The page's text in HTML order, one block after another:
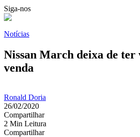
Siga-nos
Notícias
Nissan March deixa de ter
venda
Ronald Doria
26/02/2020
Compartilhar
2 Min Leitura
Compartilhar